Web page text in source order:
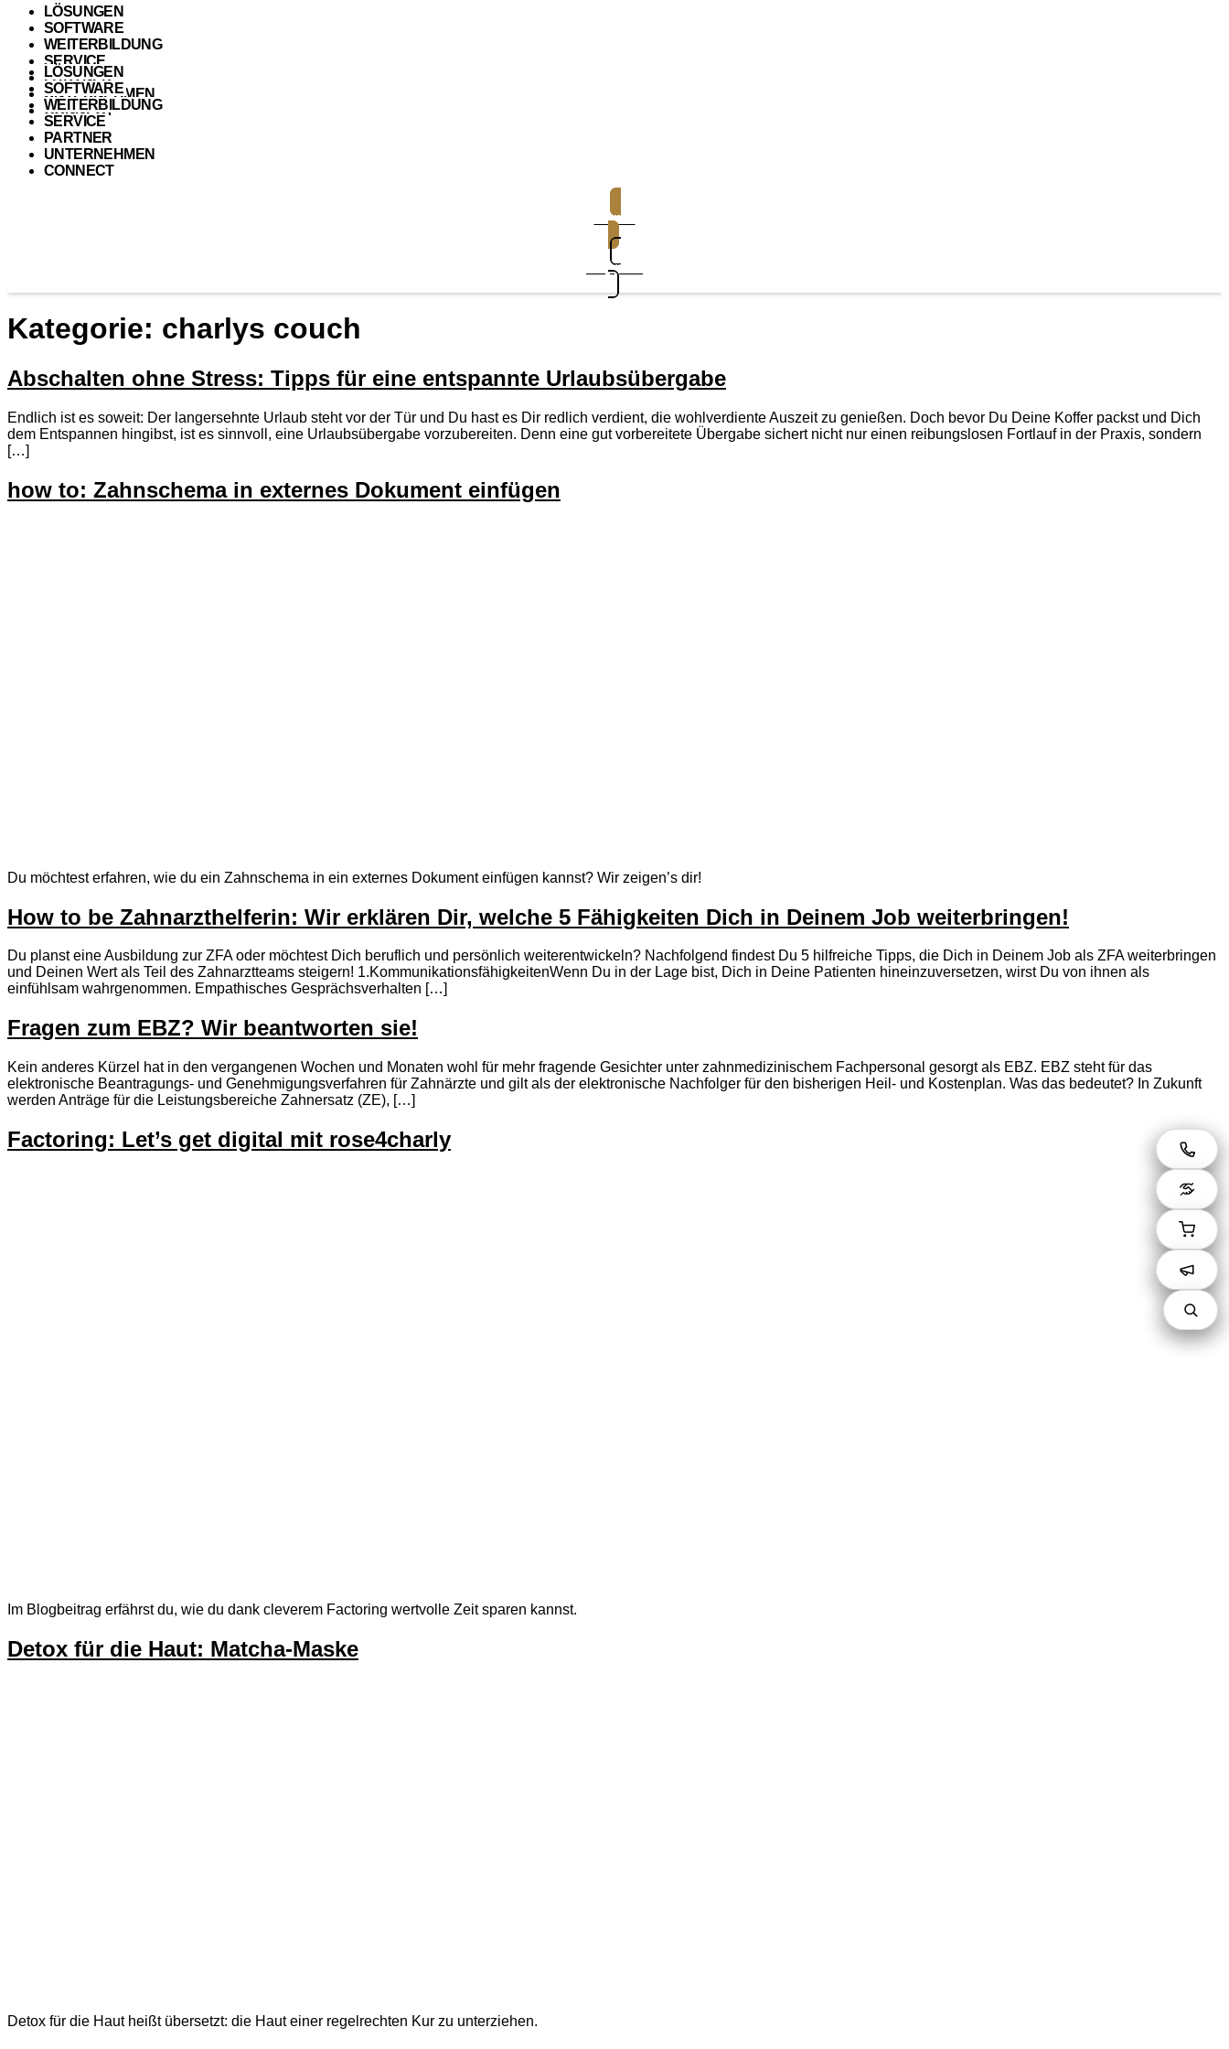
LÖSUNGEN
SOFTWARE
WEITERBILDUNG
SERVICE
PARTNER
UNTERNEHMEN
CONNECT
LÖSUNGEN
SOFTWARE
WEITERBILDUNG
SERVICE
PARTNER
UNTERNEHMEN
CONNECT
Demo
Support
Kategorie: charlys couch
Abschalten ohne Stress: Tipps für eine entspannte Urlaubsübergabe
Endlich ist es soweit: Der langersehnte Urlaub steht vor der Tür und Du hast es Dir redlich verdient, die wohlverdiente Auszeit zu genießen. Doch bevor Du Deine Koffer packst und Dich
dem Entspannen hingibst, ist es sinnvoll, eine Urlaubsübergabe vorzubereiten. Denn eine gut vorbereitete Übergabe sichert nicht nur einen reibungslosen Fortlauf in der Praxis, sondern
[…]
how to: Zahnschema in externes Dokument einfügen
Du möchtest erfahren, wie du ein Zahnschema in ein externes Dokument einfügen kannst? Wir zeigen’s dir!
How to be Zahnarzthelferin: Wir erklären Dir, welche 5 Fähigkeiten Dich in Deinem Job weiterbringen!
Du planst eine Ausbildung zur ZFA oder möchtest Dich beruflich und persönlich weiterentwickeln? Nachfolgend findest Du 5 hilfreiche Tipps, die Dich in Deinem Job als ZFA weiterbringen
und Deinen Wert als Teil des Zahnarztteams steigern! 1.KommunikationsfähigkeitenWenn Du in der Lage bist, Dich in Deine Patienten hineinzuversetzen, wirst Du von ihnen als
einfühlsam wahrgenommen. Empathisches Gesprächsverhalten […]
Fragen zum EBZ? Wir beantworten sie!
Kein anderes Kürzel hat in den vergangenen Wochen und Monaten wohl für mehr fragende Gesichter unter zahnmedizinischem Fachpersonal gesorgt als EBZ. EBZ steht für das
elektronische Beantragungs- und Genehmigungsverfahren für Zahnärzte und gilt als der elektronische Nachfolger für den bisherigen Heil- und Kostenplan. Was das bedeutet? In Zukunft
werden Anträge für die Leistungsbereiche Zahnersatz (ZE), […]
Factoring: Let’s get digital mit rose4charly
Im Blogbeitrag erfährst du, wie du dank cleverem Factoring wertvolle Zeit sparen kannst.
Detox für die Haut: Matcha-Maske
Detox für die Haut heißt übersetzt: die Haut einer regelrechten Kur zu unterziehen.